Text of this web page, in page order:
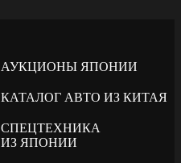
АУКЦИОНЫ ЯПОНИИ
КАТАЛОГ АВТО ИЗ КИТАЯ
СПЕЦТЕХНИКА
ИЗ ЯПОНИИ